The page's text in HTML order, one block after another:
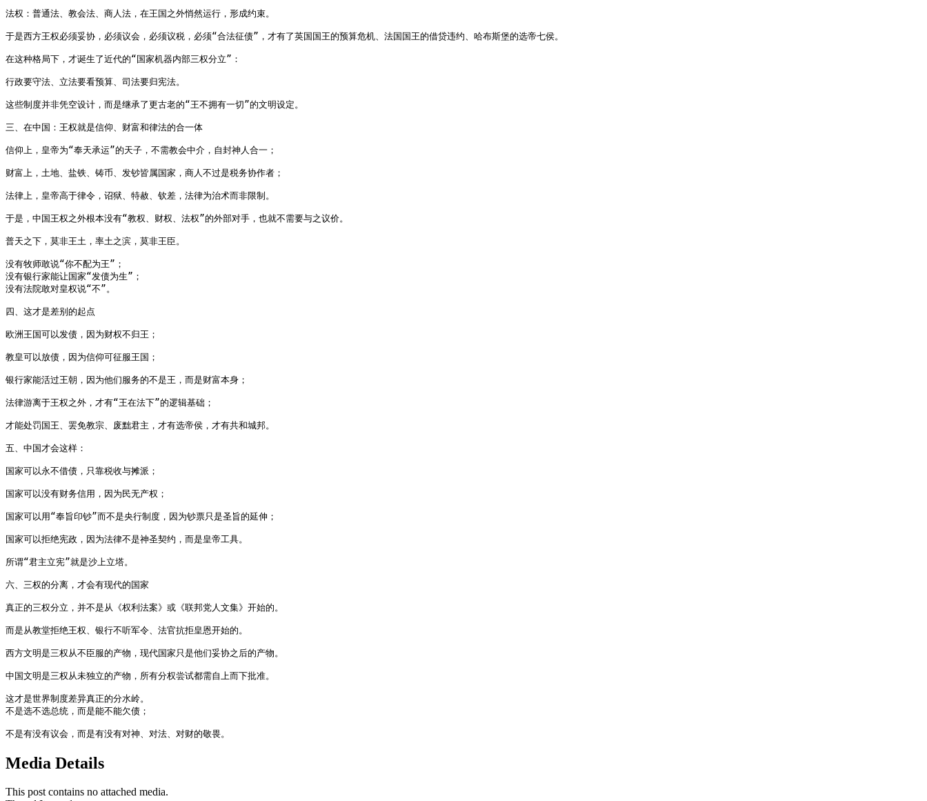
法权：普通法、教会法、商人法，在王国之外悄然运行，形成约束。
于是西方王权必须妥协，必须议会，必须议税，必须“合法征债”，才有了英国国王的预算危机、法国国王的借贷违约、哈布斯堡的选帝七侯。
在这种格局下，才诞生了近代的“国家机器内部三权分立”：
行政要守法、立法要看预算、司法要归宪法。
这些制度并非凭空设计，而是继承了更古老的“王不拥有一切”的文明设定。
三、在中国：王权就是信仰、财富和律法的合一体
信仰上，皇帝为“奉天承运”的天子，不需教会中介，自封神人合一；
财富上，土地、盐铁、铸币、发钞皆属国家，商人不过是税务协作者；
法律上，皇帝高于律令，诏狱、特赦、钦差，法律为治术而非限制。
于是，中国王权之外根本没有“教权、财权、法权”的外部对手，也就不需要与之议价。
普天之下，莫非王土，率土之滨，莫非王臣。
没有牧师敢说“你不配为王”；
没有银行家能让国家“发债为生”；
没有法院敢对皇权说“不”。
四、这才是差别的起点
欧洲王国可以发债，因为财权不归王；
教皇可以放债，因为信仰可征服王国；
银行家能活过王朝，因为他们服务的不是王，而是财富本身；
法律游离于王权之外，才有“王在法下”的逻辑基础；
才能处罚国王、罢免教宗、废黜君主，才有选帝侯，才有共和城邦。
五、中国才会这样：
国家可以永不借债，只靠税收与摊派；
国家可以没有财务信用，因为民无产权；
国家可以用“奉旨印钞”而不是央行制度，因为钞票只是圣旨的延伸；
国家可以拒绝宪政，因为法律不是神圣契约，而是皇帝工具。
所谓“君主立宪”就是沙上立塔。
六、三权的分离，才会有现代的国家
真正的三权分立，并不是从《权利法案》或《联邦党人文集》开始的。
而是从教堂拒绝王权、银行不听军令、法官抗拒皇恩开始的。
西方文明是三权从不臣服的产物，现代国家只是他们妥协之后的产物。
中国文明是三权从未独立的产物，所有分权尝试都需自上而下批准。
这才是世界制度差异真正的分水岭。
不是选不选总统，而是能不能欠债；
不是有没有议会，而是有没有对神、对法、对财的敬畏。
Media Details
This post contains no attached media.